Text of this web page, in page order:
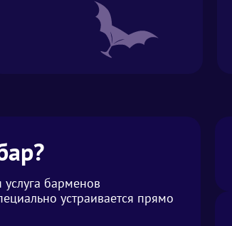
барменов
устраивается прямо